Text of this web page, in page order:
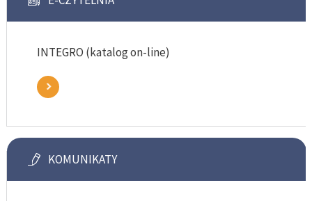
INTEGRO (katalog on-line)
KOMUNIKATY